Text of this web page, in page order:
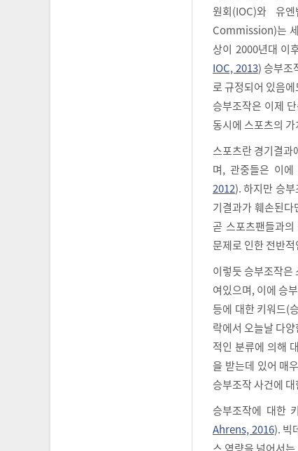
원회(IOC)와 유
Commission)는
상이 2000년대 이
IOC, 2013) 승부조
로 규정되어 있음
승부조작은 이제
동시에 스포츠의
스포츠란 경기결과
며, 관중들은 이
2012). 하지만 승
기결과가 훼손된
곧 스포츠팬들과
문제로 인한 전반
이렇듯 승부조작은
여있으며, 이에 승
등에 대한 키워드(
락에서 오늘날 다
적인 분류에 의해
을 받는데 있어 매
승부조작 사건에
승부조작에 대한
Ahrens, 2016). 빅
스 역량을 넘어서